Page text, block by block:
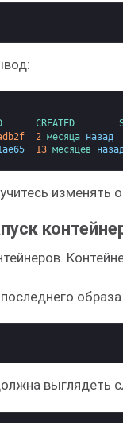
CREATED
2 месяца назад
13 месяцев